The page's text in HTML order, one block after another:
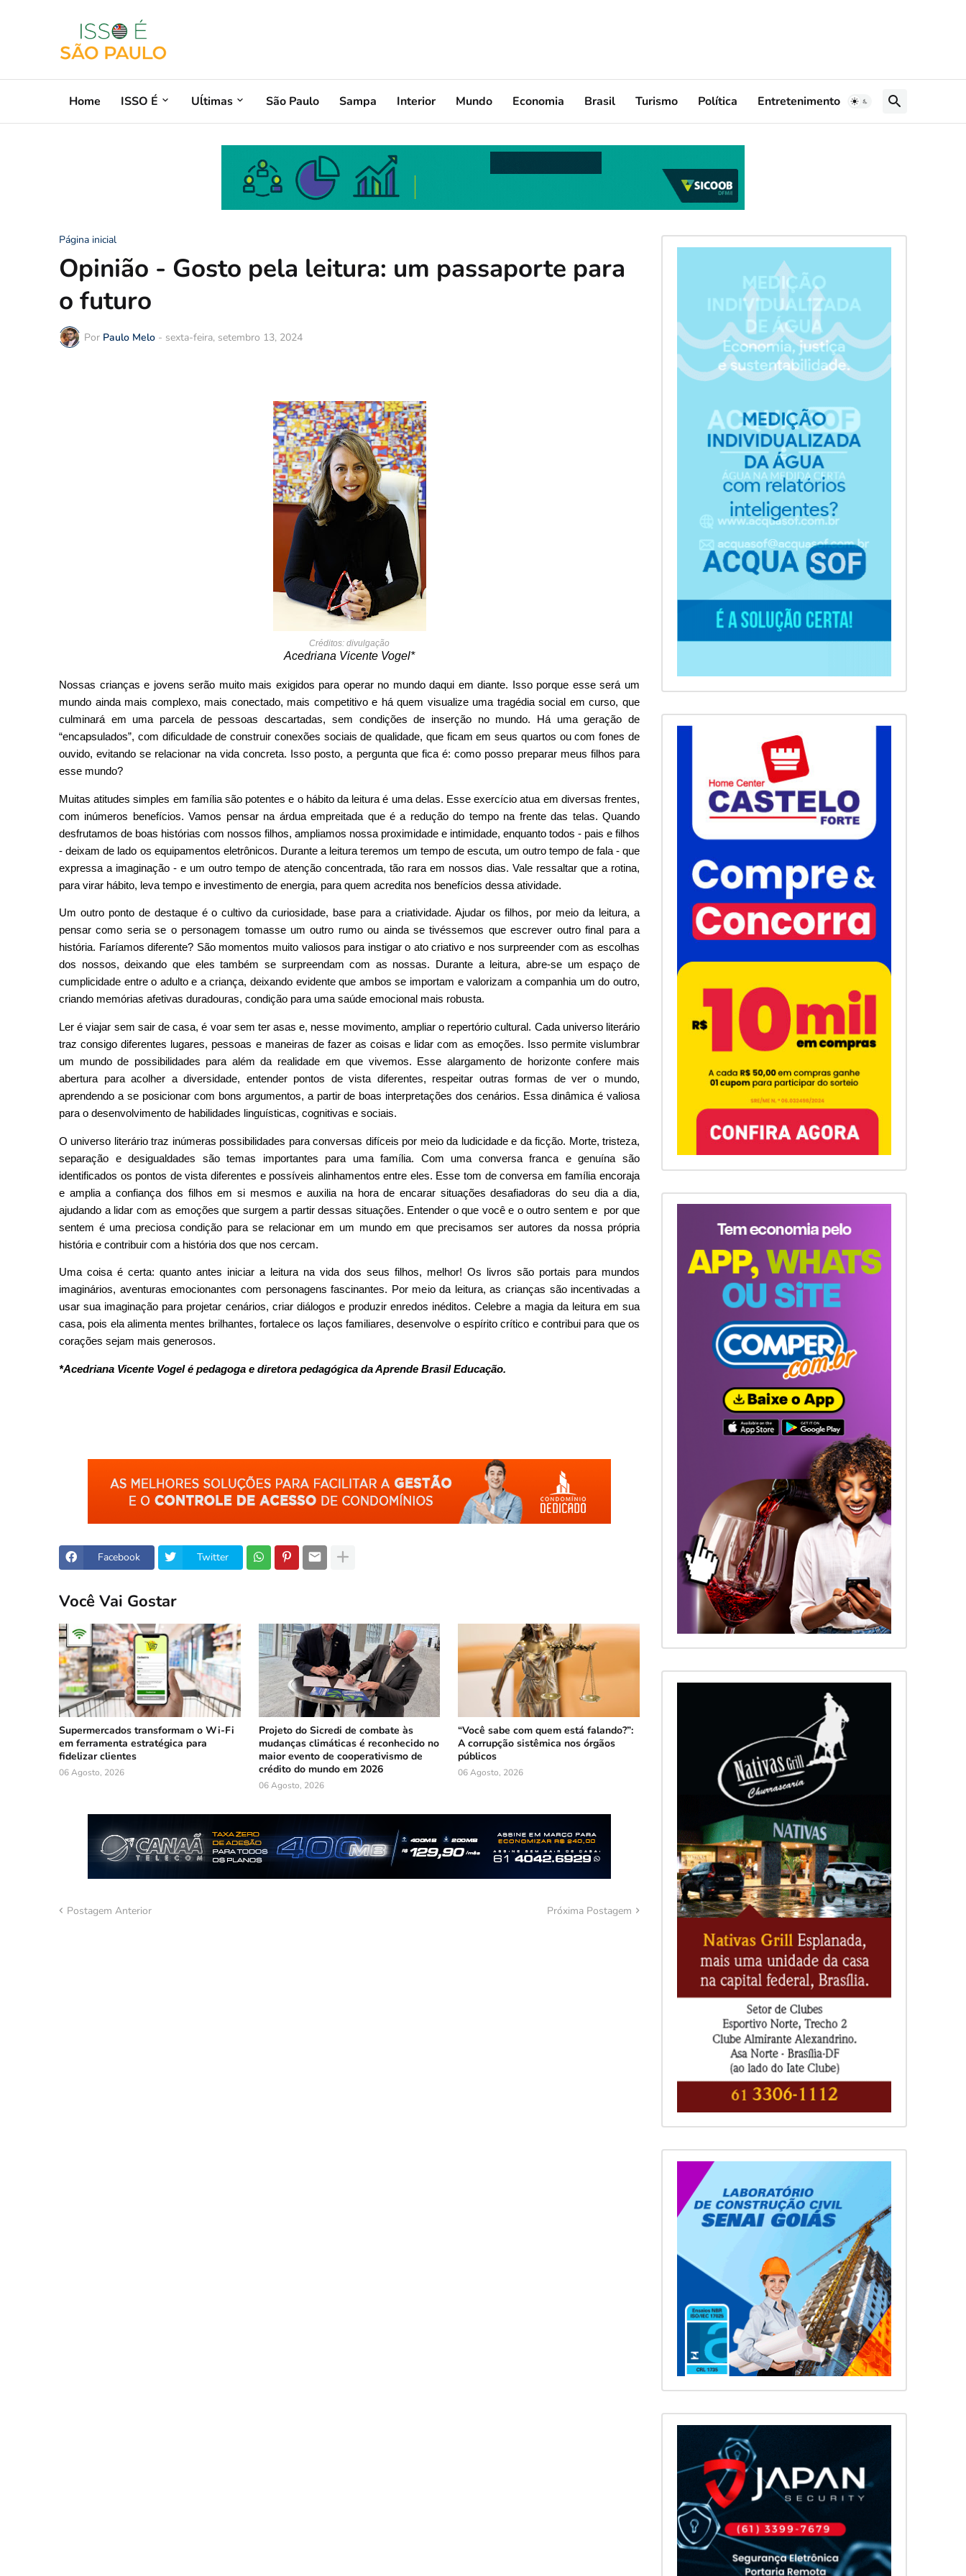
Home ISSO É Uĺtimas São Paulo Sampa Interior Mundo Economia Brasil Turismo Política Entretenimento
Página inicial
Opinião - Gosto pela leitura: um passaporte para
o futuro
Por Paulo Melo - sexta-feira, setembro 13, 2024
Créditos: divulgação
Acedriana Vicente Vogel*
Nossas crianças e jovens serão muito mais exigidos para operar no mundo daqui em diante. Isso porque esse será um
mundo ainda mais complexo, mais conectado, mais competitivo e há quem visualize uma tragédia social em curso, que
culminará em uma parcela de pessoas descartadas, sem condições de inserção no mundo. Há uma geração de
“encapsulados”, com dificuldade de construir conexões sociais de qualidade, que ficam em seus quartos ou com fones de
ouvido, evitando se relacionar na vida concreta. Isso posto, a pergunta que fica é: como posso preparar meus filhos para
esse mundo?
Muitas atitudes simples em família são potentes e o hábito da leitura é uma delas. Esse exercício atua em diversas frentes,
com inúmeros benefícios. Vamos pensar na árdua empreitada que é a redução do tempo na frente das telas. Quando
desfrutamos de boas histórias com nossos filhos, ampliamos nossa proximidade e intimidade, enquanto todos - pais e filhos
- deixam de lado os equipamentos eletrônicos. Durante a leitura teremos um tempo de escuta, um outro tempo de fala - que
expressa a imaginação - e um outro tempo de atenção concentrada, tão rara em nossos dias. Vale ressaltar que a rotina,
para virar hábito, leva tempo e investimento de energia, para quem acredita nos benefícios dessa atividade.
Um outro ponto de destaque é o cultivo da curiosidade, base para a criatividade. Ajudar os filhos, por meio da leitura, a
pensar como seria se o personagem tomasse um outro rumo ou ainda se tivéssemos que escrever outro final para a
história. Faríamos diferente? São momentos muito valiosos para instigar o ato criativo e nos surpreender com as escolhas
dos nossos, deixando que eles também se surpreendam com as nossas. Durante a leitura, abre-se um espaço de
cumplicidade entre o adulto e a criança, deixando evidente que ambos se importam e valorizam a companhia um do outro,
criando memórias afetivas duradouras, condição para uma saúde emocional mais robusta.
Ler é viajar sem sair de casa, é voar sem ter asas e, nesse movimento, ampliar o repertório cultural. Cada universo literário
traz consigo diferentes lugares, pessoas e maneiras de fazer as coisas e lidar com as emoções. Isso permite vislumbrar
um mundo de possibilidades para além da realidade em que vivemos. Esse alargamento de horizonte confere mais
abertura para acolher a diversidade, entender pontos de vista diferentes, respeitar outras formas de ver o mundo,
aprendendo a se posicionar com bons argumentos, a partir de boas interpretações dos cenários. Essa dinâmica é valiosa
para o desenvolvimento de habilidades linguísticas, cognitivas e sociais.
O universo literário traz inúmeras possibilidades para conversas difíceis por meio da ludicidade e da ficção. Morte, tristeza,
separação e desigualdades são temas importantes para uma família. Com uma conversa franca e genuína são
identificados os pontos de vista diferentes e possíveis alinhamentos entre eles. Esse tom de conversa em família encoraja
e amplia a confiança dos filhos em si mesmos e auxilia na hora de encarar situações desafiadoras do seu dia a dia,
ajudando a lidar com as emoções que surgem a partir dessas situações. Entender o que você e o outro sentem e por que
sentem é uma preciosa condição para se relacionar em um mundo em que precisamos ser autores da nossa própria
história e contribuir com a história dos que nos cercam.
Uma coisa é certa: quanto antes iniciar a leitura na vida dos seus filhos, melhor! Os livros são portais para mundos
imaginários, aventuras emocionantes com personagens fascinantes. Por meio da leitura, as crianças são incentivadas a
usar sua imaginação para projetar cenários, criar diálogos e produzir enredos inéditos. Celebre a magia da leitura em sua
casa, pois ela alimenta mentes brilhantes, fortalece os laços familiares, desenvolve o espírito crítico e contribui para que os
corações sejam mais generosos.
*Acedriana Vicente Vogel é pedagoga e diretora pedagógica da Aprende Brasil Educação.
Facebook Twitter
Você Vai Gostar
Supermercados transformam o Wi-Fi
em ferramenta estratégica para
fidelizar clientes
06 Agosto, 2026
Projeto do Sicredi de combate às
mudanças climáticas é reconhecido no
maior evento de cooperativismo de
crédito do mundo em 2026
06 Agosto, 2026
“Você sabe com quem está falando?”:
A corrupção sistêmica nos órgãos
públicos
06 Agosto, 2026
Postagem Anterior Próxima Postagem